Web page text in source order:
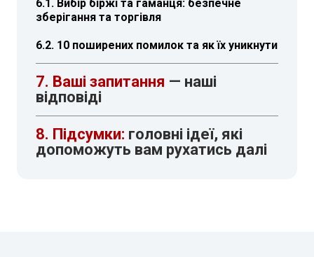
6.1. Вибір біржі та гаманця: безпечне
зберігання та торгівля
6.2. 10 поширених помилок та як їх уникнути
7. Ваші запитання — наші
відповіді
8. Підсумки: головні ідеї, які
допоможуть вам рухатись далі